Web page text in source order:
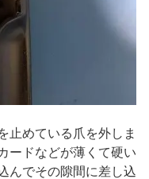
止めている爪を外しま
ードなどが薄くて硬い
んでその隙間に差し込